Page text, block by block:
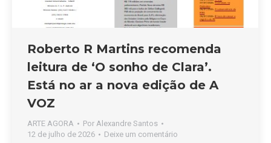
Roberto R Martins recomenda
leitura de ‘O sonho de Clara’.
Está no ar a nova edição de A
VOZ
ARTE AGORA Por Alexandre Santos
12 de julho de 2026
Deixe um comentário